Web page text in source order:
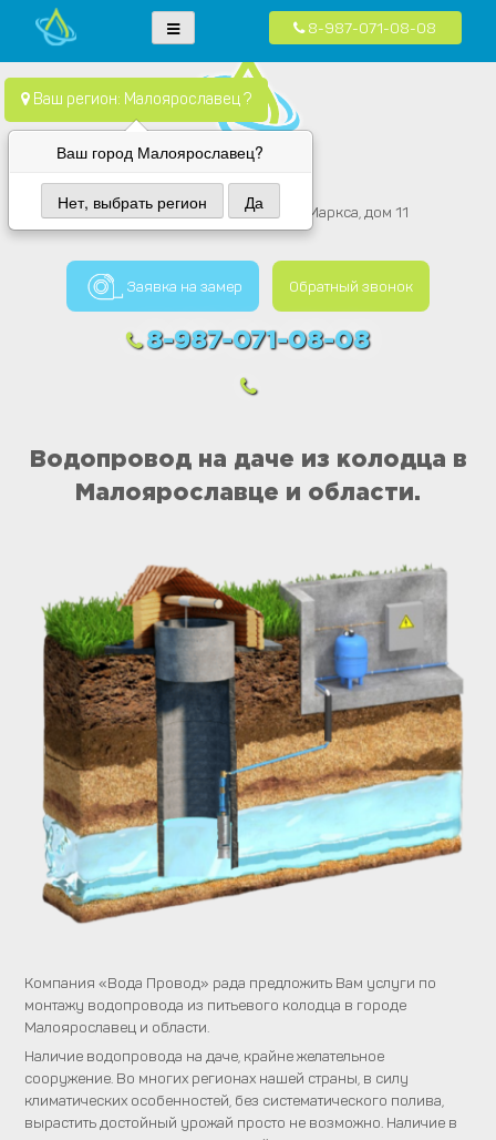
to
content
канализация.
систем водоснабжения, канализации и отопления в частных домах в
Москве и Московской области
Ваш регион: Малоярославец ?
Ваш город Малоярославец?
Нет, выбрать регион Да
8-987-071-08-08
Вода провод
Малоярославец, улица Карла Маркса, дом 11
Заявка на замер Обратный звонок
8-987-071-08-08
Водопровод на даче из колодца в
Малоярославце и области.
Компания «Вода Провод» рада предложить Вам услуги по
монтажу водопровода из питьевого колодца в городе
Малоярославец и области.
Наличие водопровода на даче, крайне желательное
сооружение. Во многих регионах нашей страны, в силу
климатических особенностей, без систематического полива,
вырастить достойный урожай просто не возможно. Наличие в